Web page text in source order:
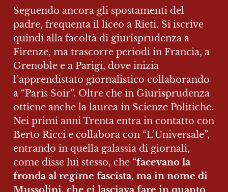
Seguendo ancora gli spostamenti del
padre, frequenta il liceo a Rieti. Si iscrive
quindi alla facoltà di giurisprudenza a
Firenze, ma trascorre periodi in Francia, a
Grenoble e a Parigi, dove inizia
l’apprendistato giornalistico collaborando
a “Paris Soir”. Oltre che in Giurisprudenza
ottiene anche la laurea in Scienze Politiche.
Nei primi anni Trenta entra in contatto con
Berto Ricci e collabora con “L’Universale”,
entrando in quella galassia di giornali,
come disse lui stesso, che “facevano la
fronda al regime fascista, ma in nome di